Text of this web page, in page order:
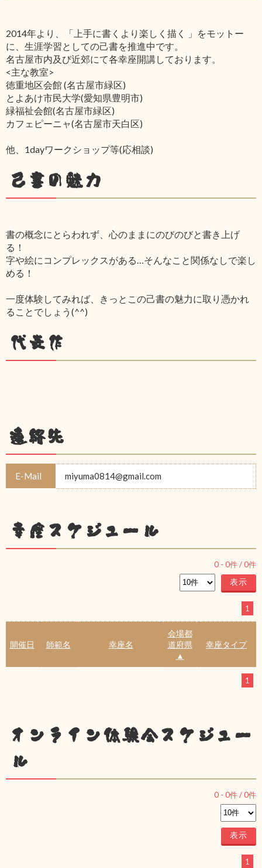
2014年より、「上手に書くより楽しく描く 」をモットー
に、生涯学習としての己書を推進中です。
名古屋市内及び近郊にて各幸座開講しております。
<主な教室>
徳重地区会館 (名古屋市緑区)
とよあけ市民大学(愛知県豊明市)
緑福祉会館(名古屋市緑区)
カフェピーニャ(名古屋市天白区)
他、1dayワークショップ等(応相談)
己書の魅力
書の概念にとらわれず、心のままにのびのびと書き上げ
る！
字や絵にコンプレックスがある…そんなこと関係なしで楽し
める！
一度体験してみれば、きっとこの己書の魅力に取り憑かれ
ることでしょう(^^)
代表作
連絡先
E-Mail miyuma0814@gmail.com
幸座スケジュール
0 - 0件 /0件
1
開催日 師範名 幸座名
会場都
道府県
▲
幸座タイプ
1
オンライン体験会スケジュー
ル
0 - 0件 /0件
1